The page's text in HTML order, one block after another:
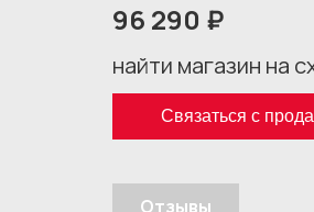
96 290 ₽
найти магазин на
Связаться с
Отзывы